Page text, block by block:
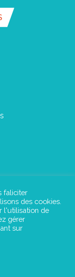
faliciter
des cookies.
l'utilisation de
gérer
sur